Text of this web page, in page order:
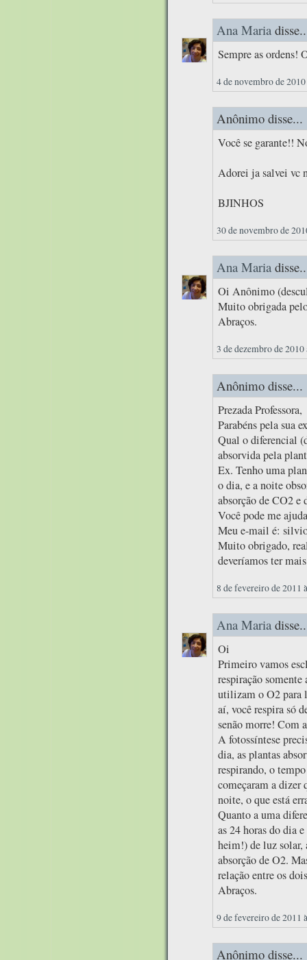
Ana Maria
Sempre as ordens!
4 de novembro de
Anônimo disse...
Você se garante!!
Adorei ja salvei vc
BJINHOS
30 de novembro de
Ana Maria
Oi Anônimo
Muito obrigada
Abraços.
3 de dezembro de 2010
Anônimo disse...
Prezada Professora,
Parabéns pela sua
Qual o diferencial
absorvida pela
Ex. Tenho uma
o dia, e a noite
absorção de CO2 e
Você pode me
Meu e-mail é:
Muito obrigado,
deveríamos ter
8 de fevereiro de 2011
Ana Maria
Oi
Primeiro vamos
respiração
utilizam o O2 para
aí, você respira só
senão morre! Com
A fotossíntese
dia, as plantas
respirando, o
começaram a dizer
noite, o que está
Quanto a uma
as 24 horas do dia
heim!) de luz solar,
absorção de O2.
relação entre os
Abraços.
9 de fevereiro de 2011
Anônimo disse...